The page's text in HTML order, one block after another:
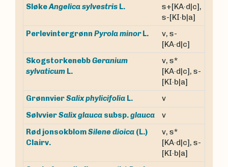
SløkeAngelica sylvestris L.
s+[KA·d|c],
s-[KI·b|a]
Perlevintergrønn Pyrola minor L.
v, s-
[KA·d|c]
SkogstorkenebbGeranium
sylvaticum L.
v, s*
[KA·d|c], s-
[KI·b|a]
GrønnvierSalix phylicifolia L.
v
SølvvierSalix glauca subsp.glauca
v
Rød jonsokblomSilene dioica (L.)
Clairv.
v, s*
[KA·d|c], s-
[KI·b|a]